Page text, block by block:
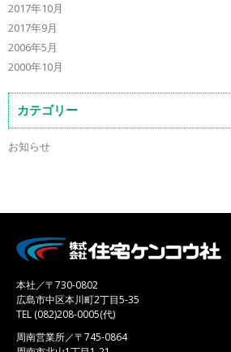
2017年10月
2017年9月
2006年5月
2000年10月
カテゴリー
お知らせ
本社／〒730-0802
広島市中区本川町2丁目5-35
TEL (082)208-0005(代)
周南営業所／〒745-0864